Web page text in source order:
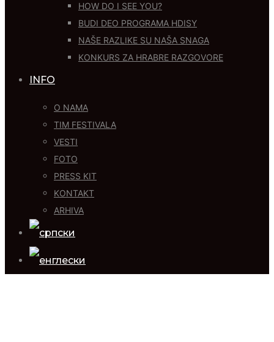
HOW DO I SEE YOU?
BUDI DEO PROGRAMA HDISY
NAŠE RAZLIKE SU NAŠA SNAGA
KONKURS ZA HRABRE RAZGOVORE
INFO
O NAMA
TIM FESTIVALA
VESTI
FOTO
PRESS KIT
KONTAKT
ARHIVA